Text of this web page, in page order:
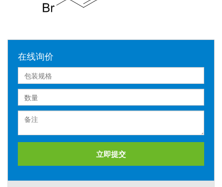
在线询价
立即提交